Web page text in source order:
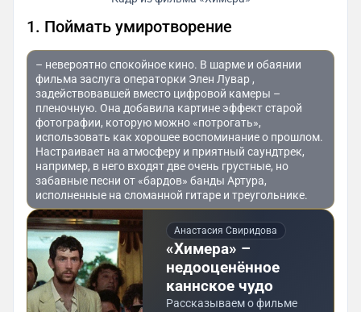
1. Поймать умиротворение
– невероятно спокойное кино. В шарме и обаянии
фильма заслуга операторки Элен Лувар ,
задействовавшей вместо цифровой камеры –
пленочную. Она добавила картине эффект старой
фотографии, которую можно «потрогать»,
использовать как хорошее воспоминание о прошлом.
Настраивает на атмосферу и приятный саундтрек,
например, в него входят две очень грустные, но
забавные песни от «бардов» банды Артура,
исполненные на сломанной гитаре и треугольнике.
Анастасия Свиридова
«Химера» –
недооценённое
каннское чудо
Рассказываем о фильме